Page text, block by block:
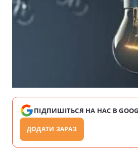
ПІДПИШІТЬСЯ НА НАС В
ДОДАТИ ЗАРАЗ